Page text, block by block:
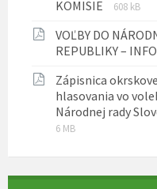
KOMISIE
Prípona
pdf
Veľkosť
608 kB
VOĽBY DO
REPUBLIKY –
Zápisnica
hlasovania vo
Národnej rady
6 MB